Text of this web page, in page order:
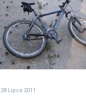
28 Lipca 2011